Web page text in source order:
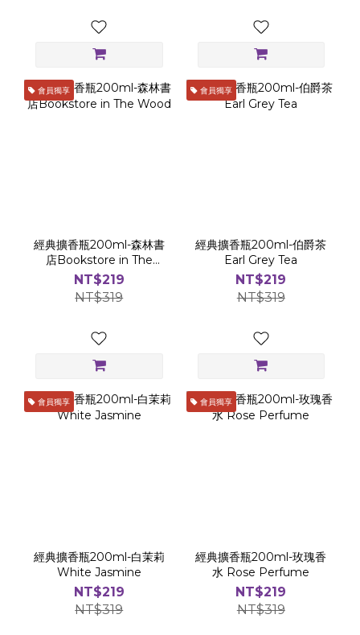
會員獨享
經典擴香瓶200ml-森林書
店Bookstore in The
Wood
NT$219
NT$319
會員獨享
經典擴香瓶200ml-伯爵茶
Earl Grey Tea
NT$219
NT$319
會員獨享
經典擴香瓶200ml-白茉莉
White Jasmine
NT$219
NT$319
會員獨享
經典擴香瓶200ml-玫瑰香
水 Rose Perfume
NT$219
NT$319